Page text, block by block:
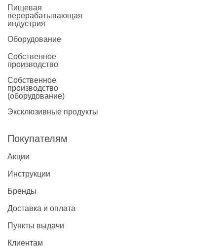
Пищевая
перерабатывающая
индустрия
Оборудование
Собственное
производство
Собственное
производство
(оборудование)
Эксклюзивные продукты
Покупателям
Акции
Инструкции
Бренды
Доставка и оплата
Пункты выдачи
Клиентам